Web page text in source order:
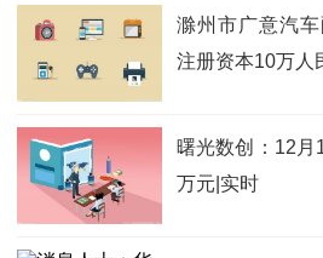
滁州市广意汽
注册资本10万人
曙光数创：12月
万元|实时